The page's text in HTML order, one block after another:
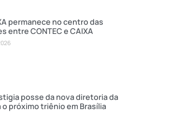
permanece no centro das
entre CONTEC e CAIXA
posse da nova diretoria da
o próximo triênio em Brasília